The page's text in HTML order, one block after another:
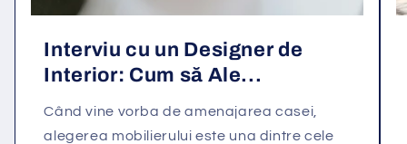
Interviu cu un Designer de
Interior: Cum să Ale...
Când vine vorba de amenajarea casei,
alegerea mobilierului este una dintre cele